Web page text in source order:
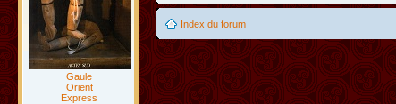
Gaule
Orient
Express
Index du forum